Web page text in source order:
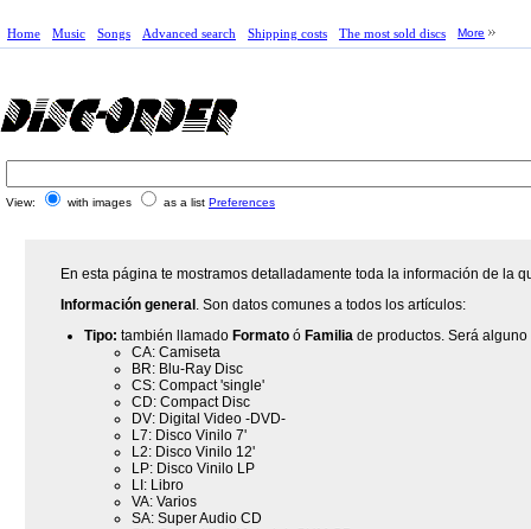
Home Music Songs Advanced search Shipping costs The most sold discs More
View: with images as a list Preferences
En esta página te mostramos detalladamente toda la información de la
Información general . Son datos comunes a todos los artículos:
Tipo: también llamado Formatoó Familiade productos. Será alguno
CA: Camiseta
BR: Blu-Ray Disc
CS: Compact 'single'
CD: Compact Disc
DV: Digital Video -DVD-
L7: Disco Vinilo 7'
L2: Disco Vinilo 12'
LP: Disco Vinilo LP
LI: Libro
VA: Varios
SA: Super Audio CD